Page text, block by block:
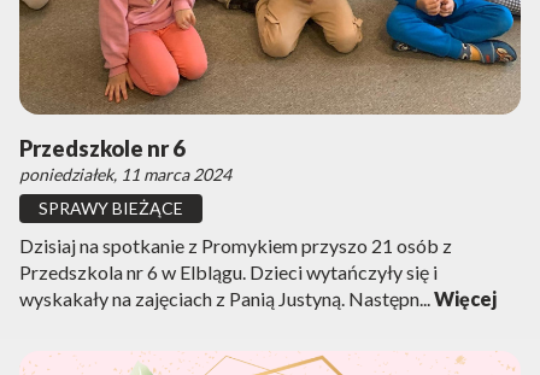
Przedszkole nr 6
poniedziałek, 11 marca 2024
SPRAWY BIEŻĄCE
Dzisiaj na spotkanie z Promykiem przyszo 21 osób z
Przedszkola nr 6 w Elblągu. Dzieci wytańczyły się i
wyskakały na zajęciach z Panią Justyną. Następn...Więcej